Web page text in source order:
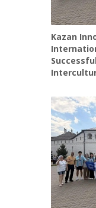
Kazan